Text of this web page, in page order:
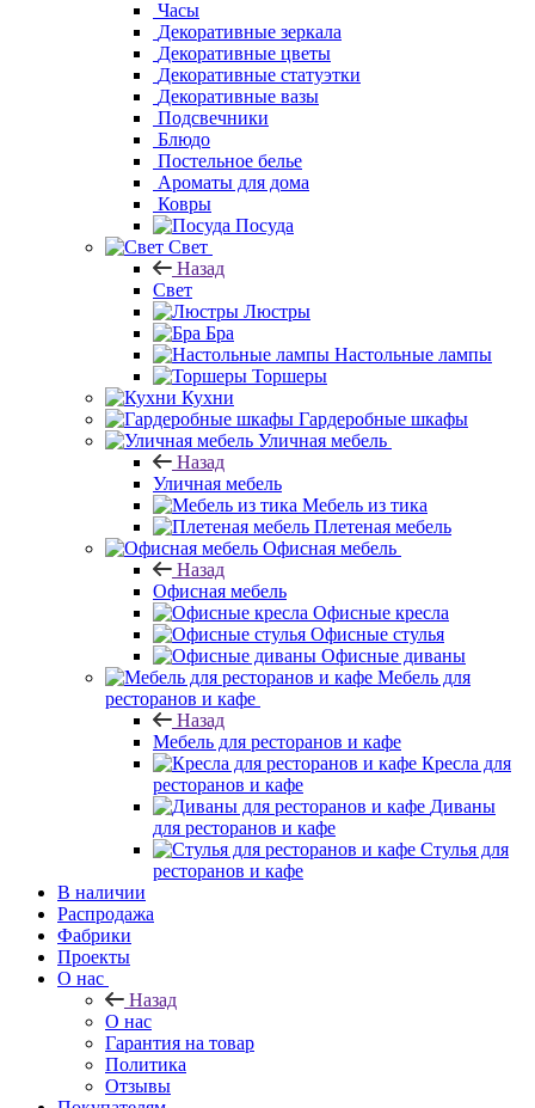
зеркала
Декоративные цветы
статуэтки
Подсвечники
Блюдо
Посуда
Свет
Назад
Свет
Люстры
Бра
Настольные лампы
Торшеры
Кухни
Гардеробные шкафы
Уличная мебель
Назад
Уличная мебель
Мебель из тика
Офисная мебель
Назад
Офисная мебель
Офисные кресла
Офисные стулья
ресторанов и кафе
Назад
Мебель для ресторанов и кафе
Кресла для
ресторанов и кафе
Диваны
для ресторанов и кафе
В наличии
Распродажа
Фабрики
Проекты
О нас
Назад
О нас
Гарантия на товар